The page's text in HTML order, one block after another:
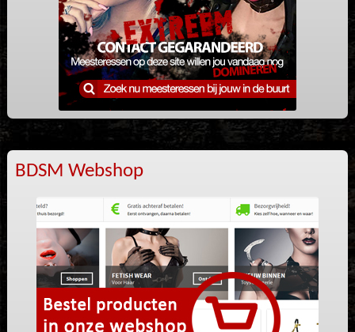
BDSM Webshop